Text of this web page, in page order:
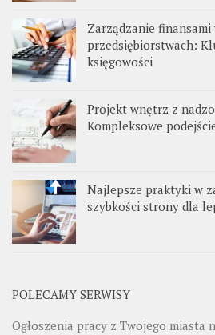
Zarządzanie finansami
przedsiębiorstwach:
księgowości
Projekt wnętrz z
Kompleksowe
Najlepsze praktyki w
szybkości strony dla
POLECAMY SERWISY
Ogłoszenia pracy z Twojego miasta